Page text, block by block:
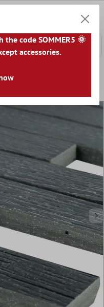
Imiteret Træ
B
code SOMMER5 🌞
accessories.